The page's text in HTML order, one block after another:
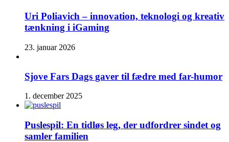
Uri Poliavich – innovation, teknologi og kreativ
tænkning i iGaming
23. januar 2026
Sjove Fars Dags gaver til fædre med far-humor
1. december 2025
Puslespil: En tidløs leg, der udfordrer sindet og
samler familien